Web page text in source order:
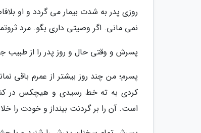
روزی پدر به شدت بیمار می گردد و او
نمی مانی. اگر وصیتی داری بگو. مرد
پسرش و وقتی حال و روز پدر را از طبیب
پسرم؛ من چند روز بیشتر از عمرم باقی
کردی به ته خط رسیدی و هیچکس در
است. آن را بر گردنت بینداز و خودت را